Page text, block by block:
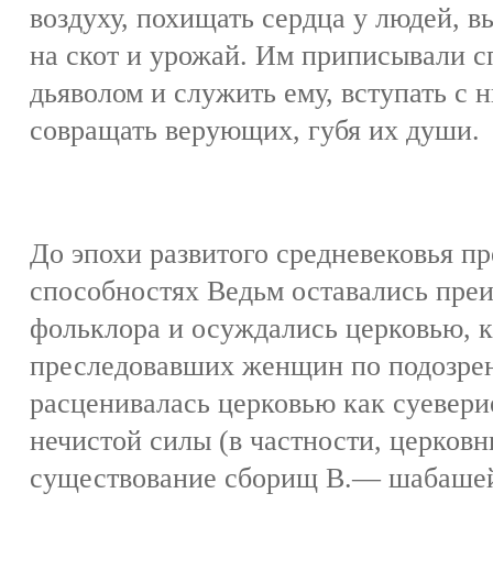
воздуху, похищать сердца у людей,
на скот и урожай. Им приписывали
дьяволом и служить ему, вступать
совращать верующих, губя их души.
До эпохи развитого средневековья
способностях Ведьм оставались
фольклора и осуждались церковью,
преследовавших женщин по
расценивалась церковью как
нечистой силы (в частности,
существование сборищ В.—